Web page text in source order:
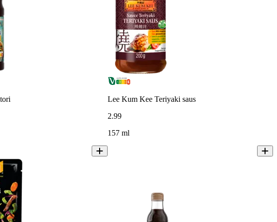
Lee Kum Kee Teriyaki saus
2.99
157 ml